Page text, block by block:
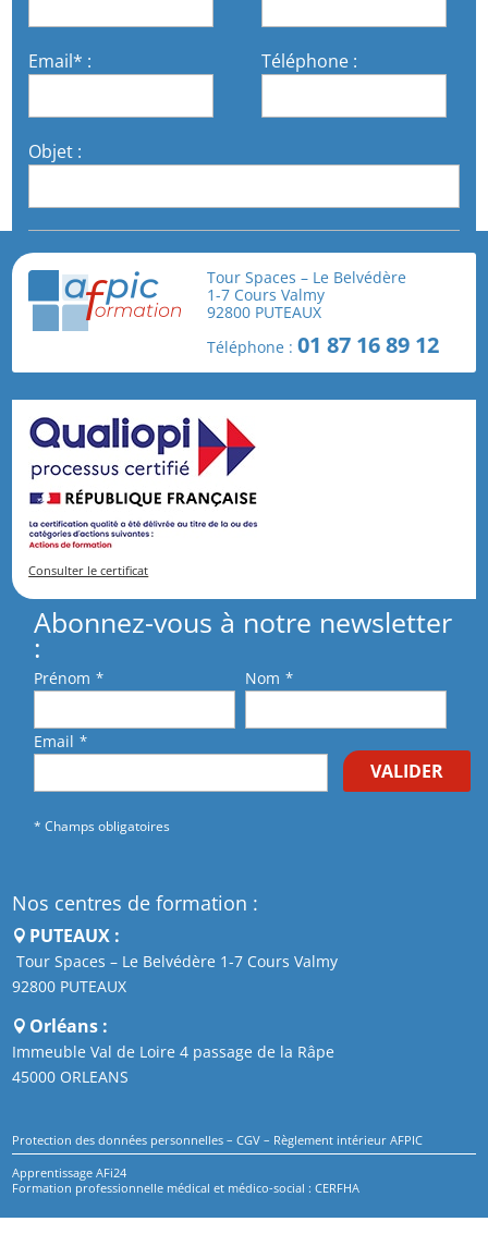
Email* : Téléphone :
Objet :
Tour Spaces – Le Belvédère
1-7 Cours Valmy
92800 PUTEAUX
Téléphone :01 87 16 89 12
Consulter le certificat
Abonnez-vous à notre newsletter
:
Prénom * Nom *
Email *
VALIDER
* Champs obligatoires
Nos centres de formation :
PUTEAUX :
Tour Spaces – Le Belvédère 1-7 Cours Valmy
92800 PUTEAUX
Orléans :
Immeuble Val de Loire 4 passage de la Râpe
45000 ORLEANS
Protection des données personnelles –CGV – Règlement intérieur AFPIC
Apprentissage AFi24
Formation professionnelle médical et médico-social : CERFHA